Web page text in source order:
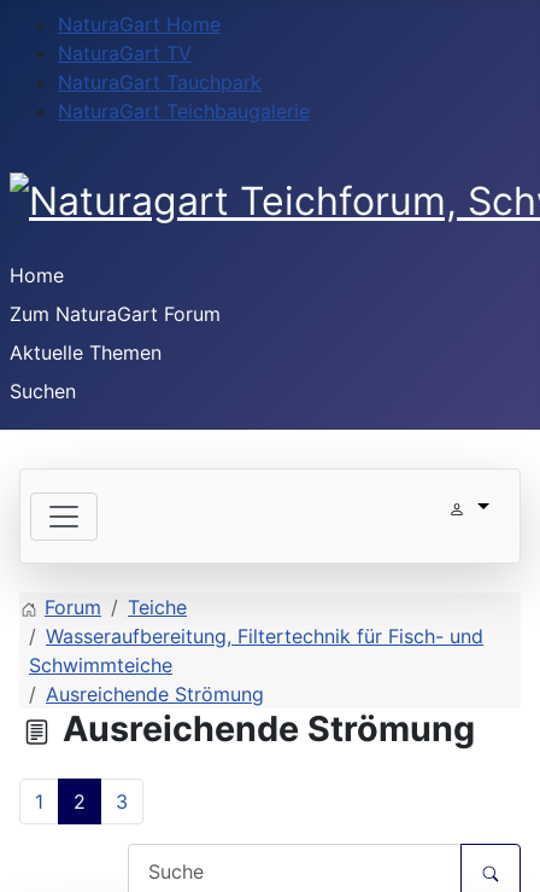
NaturaGart Home
NaturaGart TV
NaturaGart Tauchpark
NaturaGart Teichbaugalerie
Home
Zum NaturaGart Forum
Aktuelle Themen
Suchen
Forum
Teiche
Wasseraufbereitung, Filtertechnik für Fisch- und
Schwimmteiche
Ausreichende Strömung
Ausreichende Strömung
1 2 3